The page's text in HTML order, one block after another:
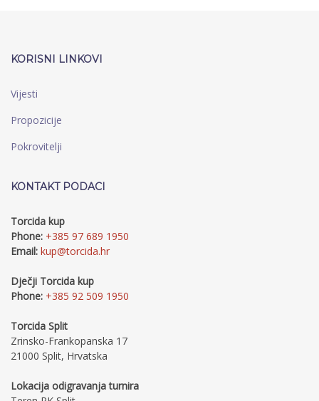
KORISNI LINKOVI
Vijesti
Propozicije
Pokrovitelji
KONTAKT PODACI
Torcida kup
Phone: +385 97 689 1950
Email: kup@torcida.hr
Dječji Torcida kup
Phone: +385 92 509 1950
Torcida Split
Zrinsko-Frankopanska 17
21000 Split, Hrvatska
Lokacija odigravanja turnira